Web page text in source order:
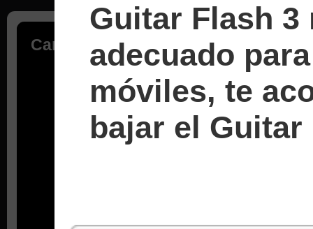
Cargando...
Guitar Flash 3
adecuado
móviles, te
bajar el